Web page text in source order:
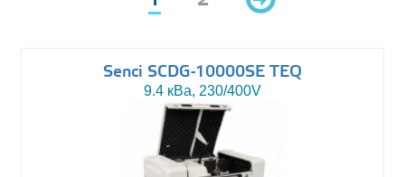
Senci SCDG-10000SE TEQ
9.4 кВа, 230/400V